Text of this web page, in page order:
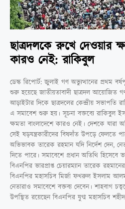
ছাত্রদলকে রুখে দেওয়ার
কারও নেই: রাকিবুল
ডেস্ক রিপোর্ট: জুলাই গণ অভ্যুত্থানের প্রথম
শুরু হয়েছে জাতীয়তাবাদী ছাত্রদল আয়োজিত
আড়াইটার দিকে ছাত্রদলের কেন্দ্রীয় সভাপতি
এ সমাবেশ শুরু হয়। সূচনা বক্তব্যে রাকিবুল
ক্ষমতা বাংলাদেশে কারও নেই। দেশকে যারা
সেই ষড়যন্ত্রকারীদের বিষদাঁত উপড়ে ফেলতে
অভিভাবক তারেক রহমান যদি নির্দেশ দেন,
দিতে পারে। সমাবেশে প্রধান অতিথি হিসেবে
বিএনপির ভারপ্রাপ্ত চেয়ারম্যান তারেক
বিএনপির মহাসচিব মির্জা ফখরুল ইসলাম
নেতারাও সমাবেশে বক্তব্য দেবেন। শাহবাগ
উপস্থিত রয়েছেন বিএনপির যুগ্ম মহাসচিব